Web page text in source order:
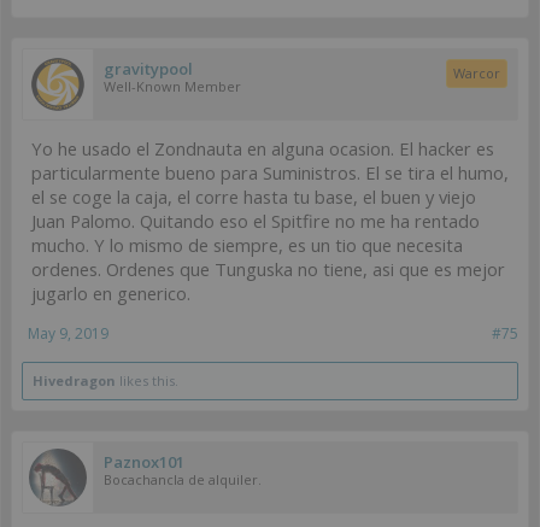
gravitypool
Well-Known Member
Warcor
Yo he usado el Zondnauta en alguna ocasion. El hacker es
particularmente bueno para Suministros. El se tira el humo,
el se coge la caja, el corre hasta tu base, el buen y viejo
Juan Palomo. Quitando eso el Spitfire no me ha rentado
mucho. Y lo mismo de siempre, es un tio que necesita
ordenes. Ordenes que Tunguska no tiene, asi que es mejor
jugarlo en generico.
#75
May 9, 2019
Hivedragon likes this.
Paznox101
Bocachancla de alquiler.